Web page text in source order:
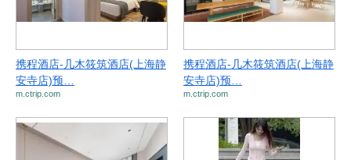
携程酒店-几木筱筑酒店(上海静
安寺店)预…
m.ctrip.com
携程酒店-几木筱筑酒店(上海静
安寺店)预…
m.ctrip.com